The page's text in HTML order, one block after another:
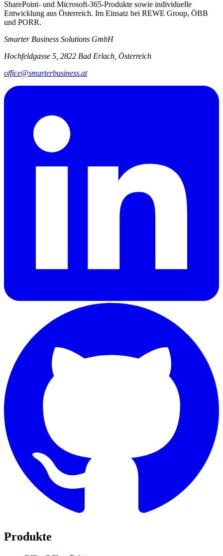
SharePoint- und Microsoft-365-Produkte sowie individuelle
Entwicklung aus Österreich. Im Einsatz bei REWE Group, ÖBB
und PORR.
Smarter Business Solutions GmbH
Hochfeldgasse 5, 2822 Bad Erlach, Österreich
office@smarterbusiness.at
Produkte